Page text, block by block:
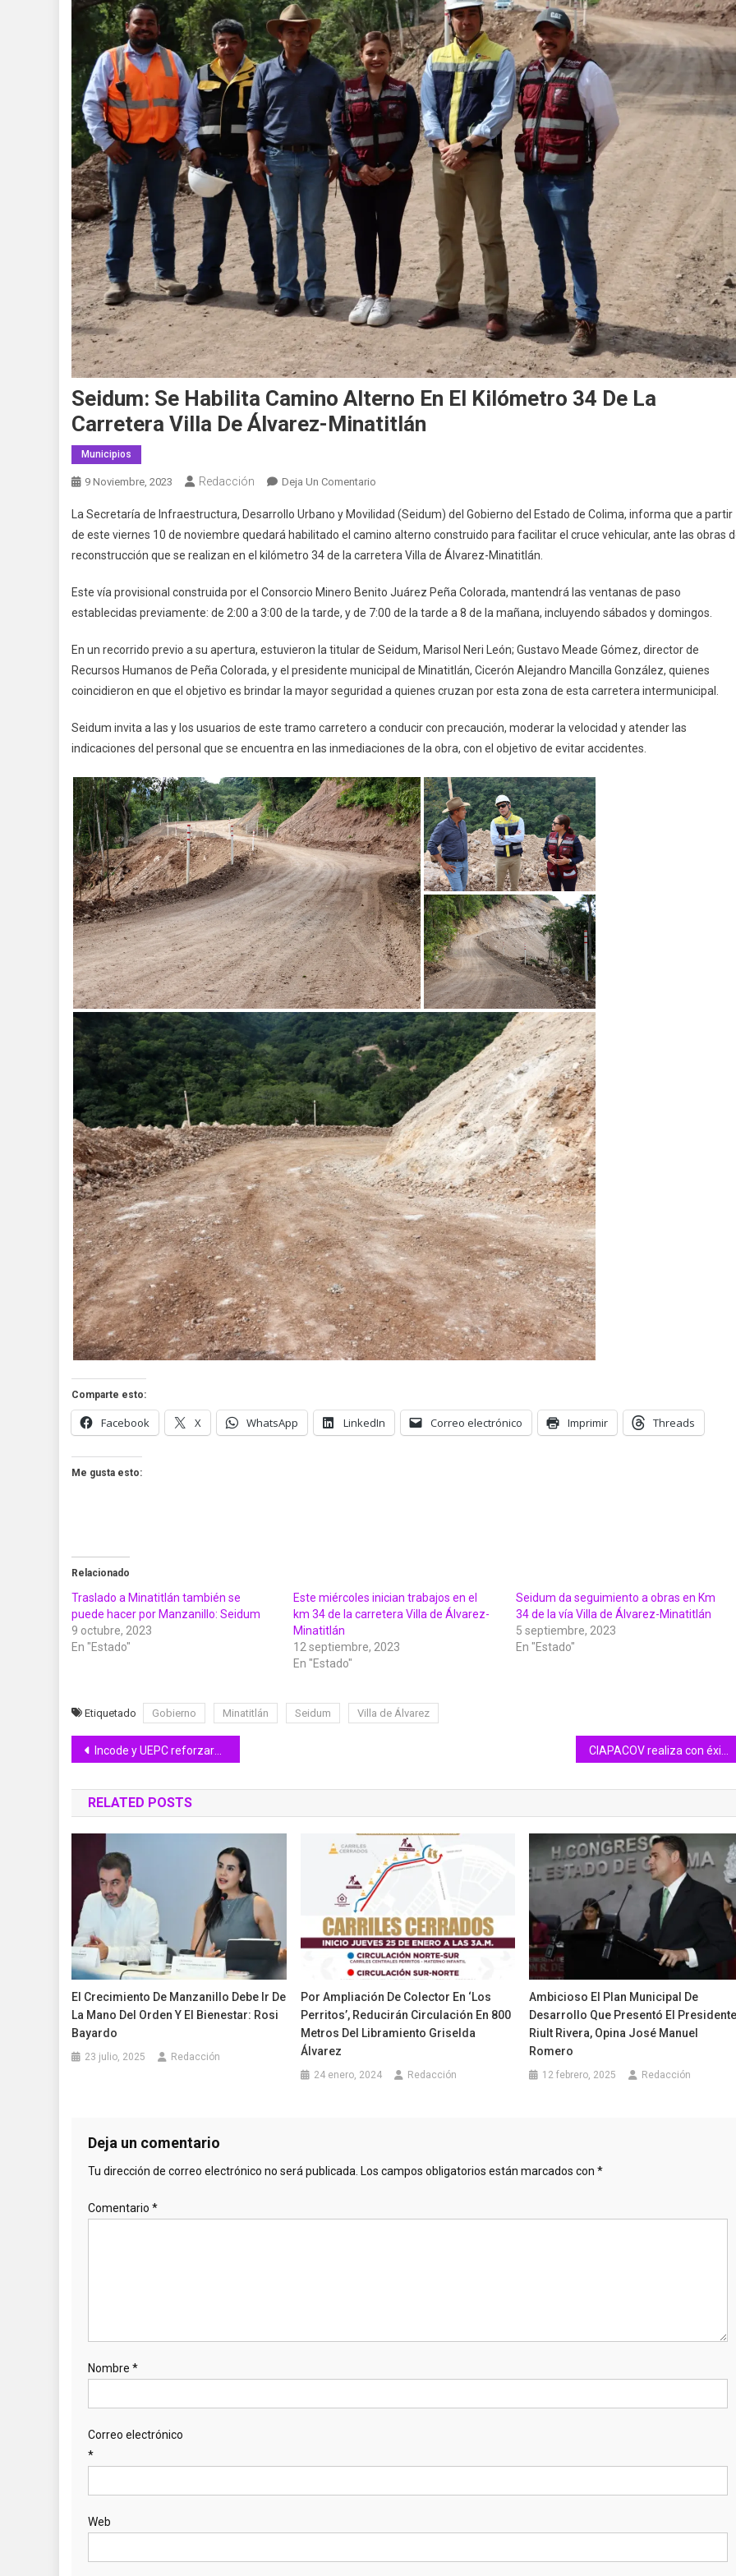
Seidum: Se Habilita Camino Alterno En El Kilómetro 34 De La
Carretera Villa De Álvarez-Minatitlán
Municipios
9 Noviembre, 2023 Redacción Deja Un Comentario
Se
Habilita
Camino
En
El
34
De
La
Villa
De
Minatitlán
La Secretaría de Infraestructura, Desarrollo Urbano y Movilidad (Seidum) del Gobierno del Estado de Colima, informa que a partir
de este viernes 10 de noviembre quedará habilitado el camino alterno construido para facilitar el cruce vehicular, ante las obras
reconstrucción que se realizan en el kilómetro 34 de la carretera Villa de Álvarez-Minatitlán.
Este vía provisional construida por el Consorcio Minero Benito Juárez Peña Colorada, mantendrá las ventanas de paso
establecidas previamente: de 2:00 a 3:00 de la tarde, y de 7:00 de la tarde a 8 de la mañana, incluyendo sábados y domingos.
En un recorrido previo a su apertura, estuvieron la titular de Seidum, Marisol Neri León; Gustavo Meade Gómez, director de
Recursos Humanos de Peña Colorada, y el presidente municipal de Minatitlán, Cicerón Alejandro Mancilla González, quienes
coincidieron en que el objetivo es brindar la mayor seguridad a quienes cruzan por esta zona de esta carretera intermunicipal.
Seidum invita a las y los usuarios de este tramo carretero a conducir con precaución, moderar la velocidad y atender las
indicaciones del personal que se encuentra en las inmediaciones de la obra, con el objetivo de evitar accidentes.
Comparte esto:
Facebook X WhatsApp LinkedIn Correo electrónico Imprimir Threads
Me gusta esto:
Relacionado
Traslado a Minatitlán también se
puede hacer por Manzanillo: Seidum
9 octubre, 2023
En "Estado"
Este miércoles inician trabajos en el
km 34 de la carretera Villa de Álvarez-
Minatitlán
12 septiembre, 2023
En "Estado"
Seidum da seguimiento a obras en Km
34 de la vía Villa de Álvarez-Minatitlán
5 septiembre, 2023
En "Estado"
Etiquetado Gobierno Minatitlán Seidum Villa de Álvarez
Navegación
de
entradas
Incode y UEPC reforzarán prevención y protección de la población deportista en Colima
RELATED POSTS
El Crecimiento De Manzanillo Debe Ir De
La Mano Del Orden Y El Bienestar: Rosi
Bayardo
23 julio, 2025 Redacción
Por Ampliación De Colector En ‘Los
Perritos’, Reducirán Circulación En 800
Metros Del Libramiento Griselda
Álvarez
24 enero, 2024 Redacción
Ambicioso El Plan Municipal De
Desarrollo Que Presentó El
Riult Rivera, Opina José Manuel
Romero
12 febrero, 2025 Redacción
Deja un comentario
Tu dirección de correo electrónico no será publicada. Los campos obligatorios están marcados con *
Comentario *
Nombre *
Correo electrónico
*
Web